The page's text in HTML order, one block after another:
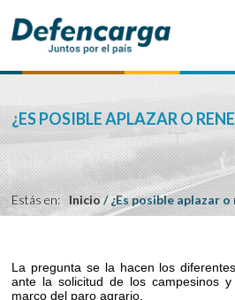
¿ES POSIBLE APLAZAR O
Estás en: Inicio/¿Es posible aplazar
La pregunta se la hacen los
ante la solicitud de los campesinos
marco del paro agrario.